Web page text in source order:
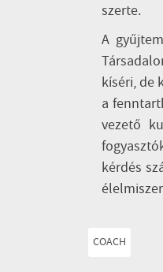
szerte.
A
kíséri, de
a
vezető
kérdés
COACH